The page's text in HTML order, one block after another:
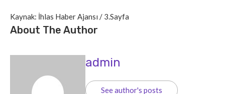
Kaynak: İhlas Haber Ajansı / 3.Sayfa
About The Author
admin
See author's posts